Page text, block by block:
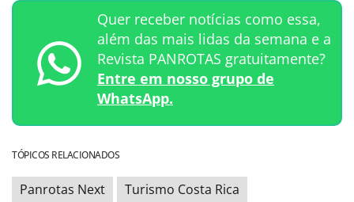
Quer receber notícias como essa,
além das mais lidas da semana e a
Revista PANROTAS gratuitamente?
Entre em nosso grupo de
WhatsApp.
TÓPICOS RELACIONADOS
Panrotas Next Turismo Costa Rica